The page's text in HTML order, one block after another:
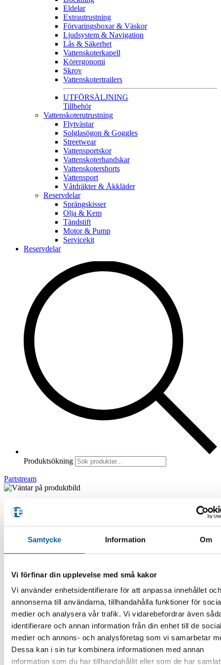
Samtycke Information Om
Vi förfinar din upplevelse med små kakor
Vi använder enhetsidentifierare för att anpassa innehållet och
annonserna till användarna, tillhandahålla funktioner för
medier och analysera vår trafik. Vi vidarebefordrar även
identifierare och annan information från din enhet till de
medier och annons- och analysföretag som vi samarbetar
Dessa kan i sin tur kombinera informationen med annan
information som du har tillhandahållit eller som de har
Eldelar
Extrautrustning
Förvaringsboxar & Väskor
Ljudsystem & Navigation
Lås & Säkerhet
Vattenskoterkapell
Körergonomi
Skrov
Vattenskotertrailers
UTFÖRSÄLJNING
Tillbehör
Vattenskoterutrustning
Flytvästar
Solglasögon & Goggles
Streetwear
Vattensportskor
Vattenskoterhandskar
Vattenskotershorts
Vattensport
Våtdräkter & Åkkläder
Reservdelar
Sprängskisser
Olja & Kem
Tändstift
Motor & Pump
Servicekit
Reservdelar
Produktsökning
Partstream
420651190 (Gasket)
kr
Webblager 4-10 arbetsdagar
420651190 (Gasket) mängd
Artikelnr:420651190 Kategori:Partstream Varumärke:BRP
✔ Standardfrakt 49 kr »
✔ Fraktfritt över 1000 kr »
✔ Lagervaror skickas inom 48h »
✔ Webblager betyder beställningsvara »
Leveranstid